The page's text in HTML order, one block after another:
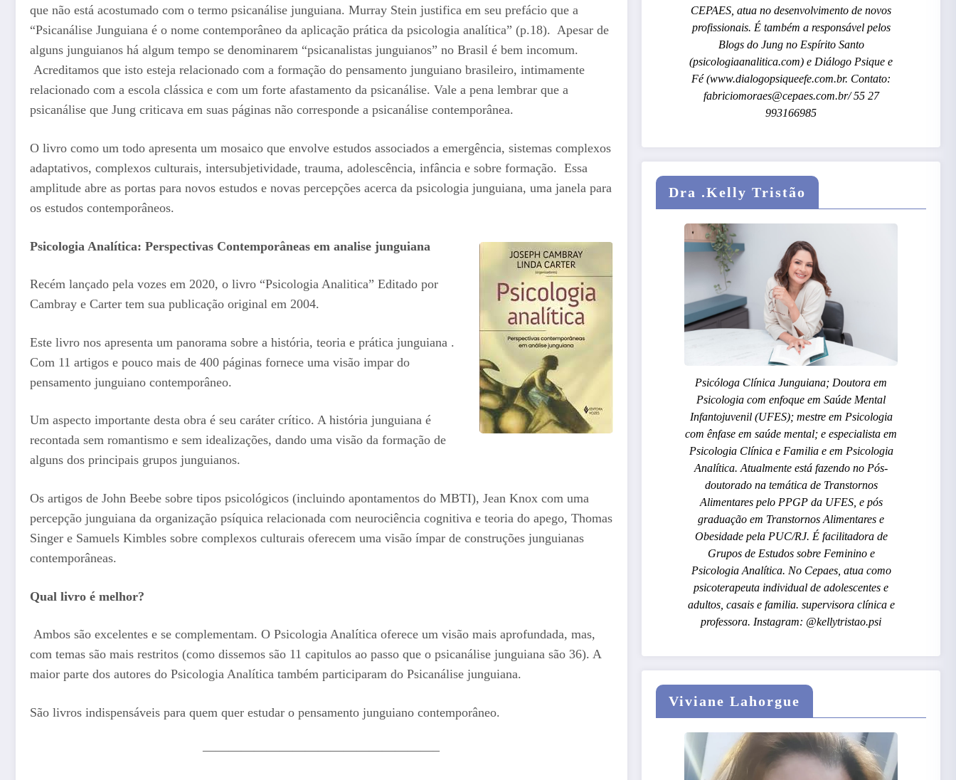
que não está acostumado com o termo psicanálise junguiana. Murray Stein justifica em seu prefácio que a
“Psicanálise Junguiana é o nome contemporâneo da aplicação prática da psicologia analítica” (p.18). Apesar de
alguns junguianos há algum tempo se denominarem “psicanalistas junguianos” no Brasil é bem incomum.
Acreditamos que isto esteja relacionado com a formação do pensamento junguiano brasileiro, intimamente
relacionado com a escola clássica e com um forte afastamento da psicanálise. Vale a pena lembrar que a
psicanálise que Jung criticava em suas páginas não corresponde a psicanálise contemporânea.
O livro como um todo apresenta um mosaico que envolve estudos associados a emergência, sistemas complexos
adaptativos, complexos culturais, intersubjetividade, trauma, adolescência, infância e sobre formação. Essa
amplitude abre as portas para novos estudos e novas percepções acerca da psicologia junguiana, uma janela para
os estudos contemporâneos.
Psicologia Analítica: Perspectivas Contemporâneas em analise junguiana
Recém lançado pela vozes em 2020, o livro “Psicologia Analitica” Editado por
Cambray e Carter tem sua publicação original em 2004.
Este livro nos apresenta um panorama sobre a história, teoria e prática junguiana .
Com 11 artigos e pouco mais de 400 páginas fornece uma visão impar do
pensamento junguiano contemporâneo.
Um aspecto importante desta obra é seu caráter crítico. A história junguiana é
recontada sem romantismo e sem idealizações, dando uma visão da formação de
alguns dos principais grupos junguianos.
Os artigos de John Beebe sobre tipos psicológicos (incluindo apontamentos do MBTI), Jean Knox com uma
percepção junguiana da organização psíquica relacionada com neurociência cognitiva e teoria do apego, Thomas
Singer e Samuels Kimbles sobre complexos culturais oferecem uma visão ímpar de construções junguianas
contemporâneas.
Qual livro é melhor?
Ambos são excelentes e se complementam. O Psicologia Analítica oferece um visão mais aprofundada, mas,
com temas são mais restritos (como dissemos são 11 capitulos ao passo que o psicanálise junguiana são 36). A
maior parte dos autores do Psicologia Analítica também participaram do Psicanálise junguiana.
São livros indispensáveis para quem quer estudar o pensamento junguiano contemporâneo.
——————————————————–
CEPAES, atua no desenvolvimento de novos
profissionais. É também a responsável pelos
Blogs do Jung no Espírito Santo
(psicologiaanalitica.com) e Diálogo Psique e
Fé (www.dialogopsiqueefe.com.br. Contato:
fabriciomoraes@cepaes.com.br/ 55 27
993166985
Dra .Kelly Tristão
Psicóloga Clínica Junguiana; Doutora em
Psicologia com enfoque em Saúde Mental
Infantojuvenil (UFES); mestre em Psicologia
com ênfase em saúde mental; e especialista em
Psicologia Clínica e Familia e em Psicologia
Analítica. Atualmente está fazendo no Pós-
doutorado na temática de Transtornos
Alimentares pelo PPGP da UFES, e pós
graduação em Transtornos Alimentares e
Obesidade pela PUC/RJ. É facilitadora de
Grupos de Estudos sobre Feminino e
Psicologia Analítica. No Cepaes, atua como
psicoterapeuta individual de adolescentes e
adultos, casais e familia. supervisora clínica e
professora. Instagram: @kellytristao.psi
Viviane Lahorgue